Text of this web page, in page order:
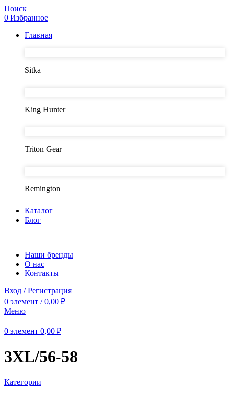
Поиск
0 Избранное
Главная
Sitka
King Hunter
Triton Gear
Remington
Каталог
Блог
Наши бренды
О нас
Контакты
Вход / Регистрация
0 элемент / 0,00 ₽
Меню
0 элемент 0,00 ₽
3XL/56-58
Категории